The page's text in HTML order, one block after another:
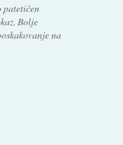
patetičen
Bolje
na